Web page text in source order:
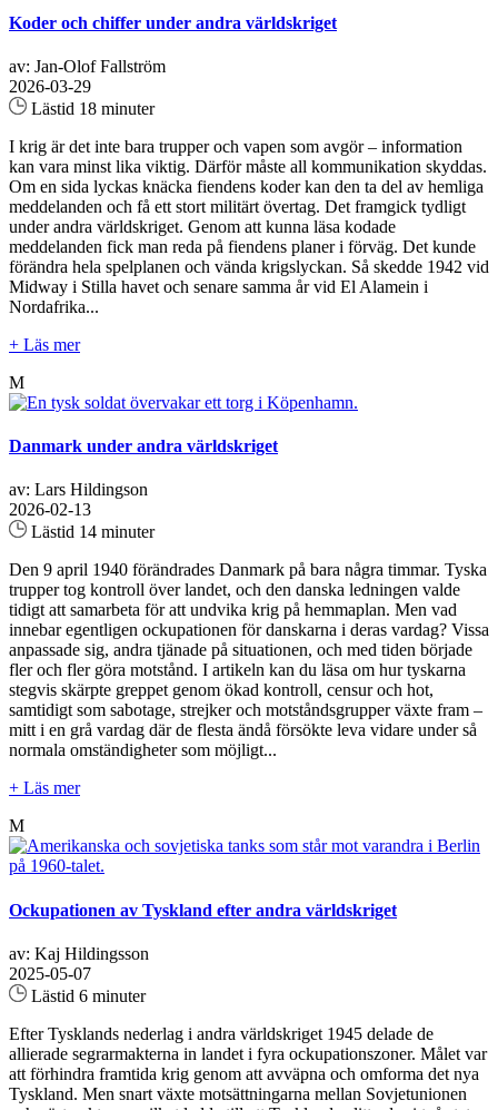
Koder och chiffer under andra världskriget
av: Jan-Olof Fallström
2026-03-29
Lästid 18 minuter
I krig är det inte bara trupper och vapen som avgör – information
kan vara minst lika viktig. Därför måste all kommunikation skyddas.
Om en sida lyckas knäcka fiendens koder kan den ta del av hemliga
meddelanden och få ett stort militärt övertag. Det framgick tydligt
under andra världskriget. Genom att kunna läsa kodade
meddelanden fick man reda på fiendens planer i förväg. Det kunde
förändra hela spelplanen och vända krigslyckan. Så skedde 1942 vid
Midway i Stilla havet och senare samma år vid El Alamein i
Nordafrika...
+ Läs mer
M
Danmark under andra världskriget
av: Lars Hildingson
2026-02-13
Lästid 14 minuter
Den 9 april 1940 förändrades Danmark på bara några timmar. Tyska
trupper tog kontroll över landet, och den danska ledningen valde
tidigt att samarbeta för att undvika krig på hemmaplan. Men vad
innebar egentligen ockupationen för danskarna i deras vardag? Vissa
anpassade sig, andra tjänade på situationen, och med tiden började
fler och fler göra motstånd. I artikeln kan du läsa om hur tyskarna
stegvis skärpte greppet genom ökad kontroll, censur och hot,
samtidigt som sabotage, strejker och motståndsgrupper växte fram –
mitt i en grå vardag där de flesta ändå försökte leva vidare under så
normala omständigheter som möjligt...
+ Läs mer
M
Ockupationen av Tyskland efter andra världskriget
av: Kaj Hildingsson
2025-05-07
Lästid 6 minuter
Efter Tysklands nederlag i andra världskriget 1945 delade de
allierade segrarmakterna in landet i fyra ockupationszoner. Målet var
att förhindra framtida krig genom att avväpna och omforma det nya
Tyskland. Men snart växte motsättningarna mellan Sovjetunionen